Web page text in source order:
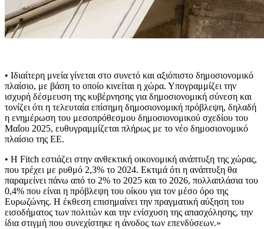
• Ιδιαίτερη μνεία γίνεται στο συνετό και αξιόπιστο δημοσιονομικό
πλαίσιο, με βάση το οποίο κινείται η χώρα. Υπογραμμίζει την
ισχυρή δέσμευση της κυβέρνησης για δημοσιονομική σύνεση και
τονίζει ότι η τελευταία επίσημη δημοσιονομική πρόβλεψη, δηλαδή
η ενημέρωση του μεσοπρόθεσμου δημοσιονομικού σχεδίου του
Μαΐου 2025, ευθυγραμμίζεται πλήρως με το νέο δημοσιονομικό
πλαίσιο της ΕΕ.
• Η Fitch εστιάζει στην ανθεκτική οικονομική ανάπτυξη της χώρας,
που τρέχει με ρυθμό 2,3% το 2024. Εκτιμά ότι η ανάπτυξη θα
παραμείνει πάνω από το 2% το 2025 και το 2026, πολλαπλάσια του
0,4% που είναι η πρόβλεψη του οίκου για τον μέσο όρο της
Ευρωζώνης. Η έκθεση επισημαίνει την πραγματική αύξηση του
εισοδήματος των πολιτών και την ενίσχυση της απασχόλησης, την
ίδια στιγμή που συνεχίστηκε η άνοδος των επενδύσεων.»